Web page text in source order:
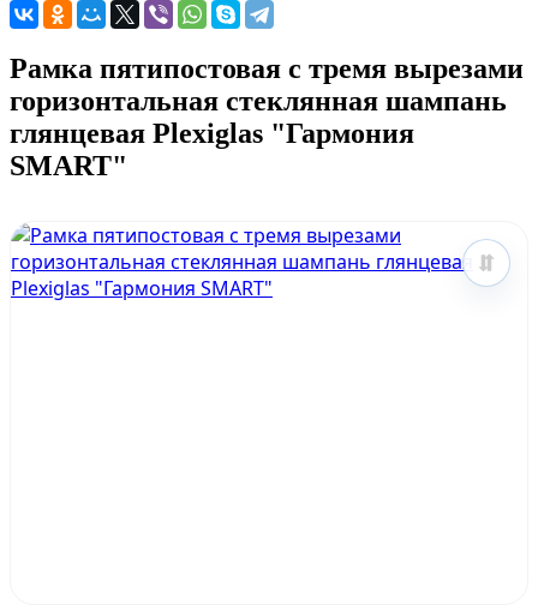
Рамка пятипостовая с тремя вырезами
горизонтальная стеклянная шампань
глянцевая Plexiglas "Гармония
SMART"